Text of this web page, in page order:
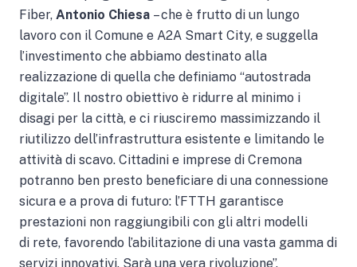
Fiber, Antonio Chiesa – che è frutto di un lungo
lavoro con il Comune e A2A Smart City, e suggella
l’investimento che abbiamo destinato alla
realizzazione di quella che definiamo “autostrada
digitale”. Il nostro obiettivo è ridurre al minimo i
disagi per la città, e ci riusciremo massimizzando il
riutilizzo dell’infrastruttura esistente e limitando le
attività di scavo. Cittadini e imprese di Cremona
potranno ben presto beneficiare di una connessione
sicura e a prova di futuro: l’FTTH garantisce
prestazioni non raggiungibili con gli altri modelli
di rete, favorendo l’abilitazione di una vasta gamma di
servizi innovativi. Sarà una vera rivoluzione”.